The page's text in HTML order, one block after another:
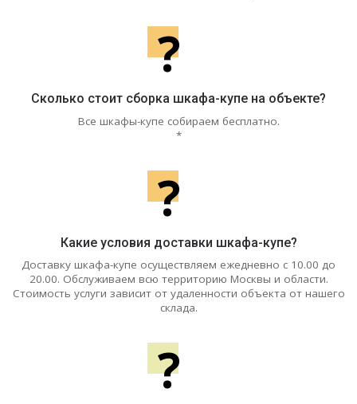
?
Сколько стоит сборка шкафа-купе на объекте?
Все шкафы-купе собираем бесплатно.
*
?
Какие условия доставки шкафа-купе?
Доставку шкафа-купе осуществляем ежедневно с 10.00 до
20.00. Обслуживаем всю территорию Москвы и области.
Стоимость услуги зависит от удаленности объекта от нашего
склада.
?